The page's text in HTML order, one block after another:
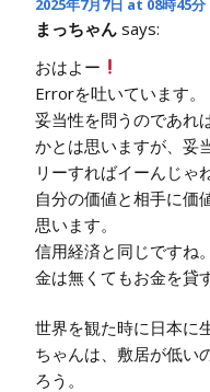
まっちゃん says:
おはよー
Errorを吐いています。
妥当性を問うのであれ
かとは思いますが、妥
リーすればイーんじゃ
自分の価値と相手に価
思います。
信用経済と同じですね。
金は無くてもお金を貸
世界を観た時に日本に
ちゃんは、敷居が低い
ろう。